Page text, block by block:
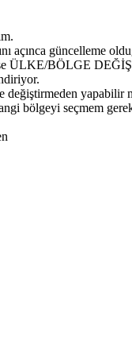
açınca güncelleme
ÜLKE/BÖLGE
değiştirmeden yapabilir
bölgeyi seçmem